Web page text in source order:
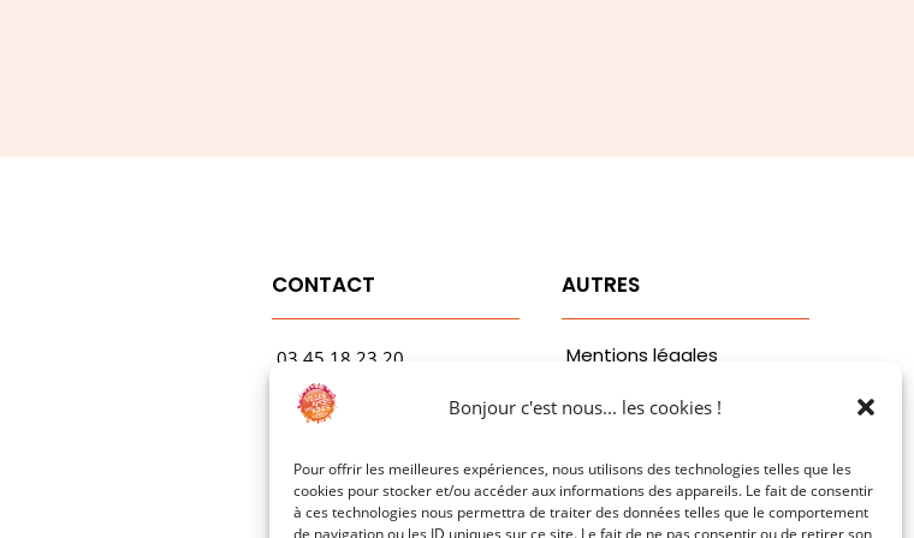
Bonjour c'est nous... les cookies !
Pour offrir les meilleures expériences, nous utilisons des technologies telles que les
cookies pour stocker et/ou accéder aux informations des appareils. Le fait de consentir
à ces technologies nous permettra de traiter des données telles que le comportement
de navigation ou les ID uniques sur ce site. Le fait de ne pas consentir ou de retirer son
CONTACT
03.45.18.23.20
contact@rfvaa.com
1 Avenue Garibaldi
AUTRES
Mentions légales
Politiques de